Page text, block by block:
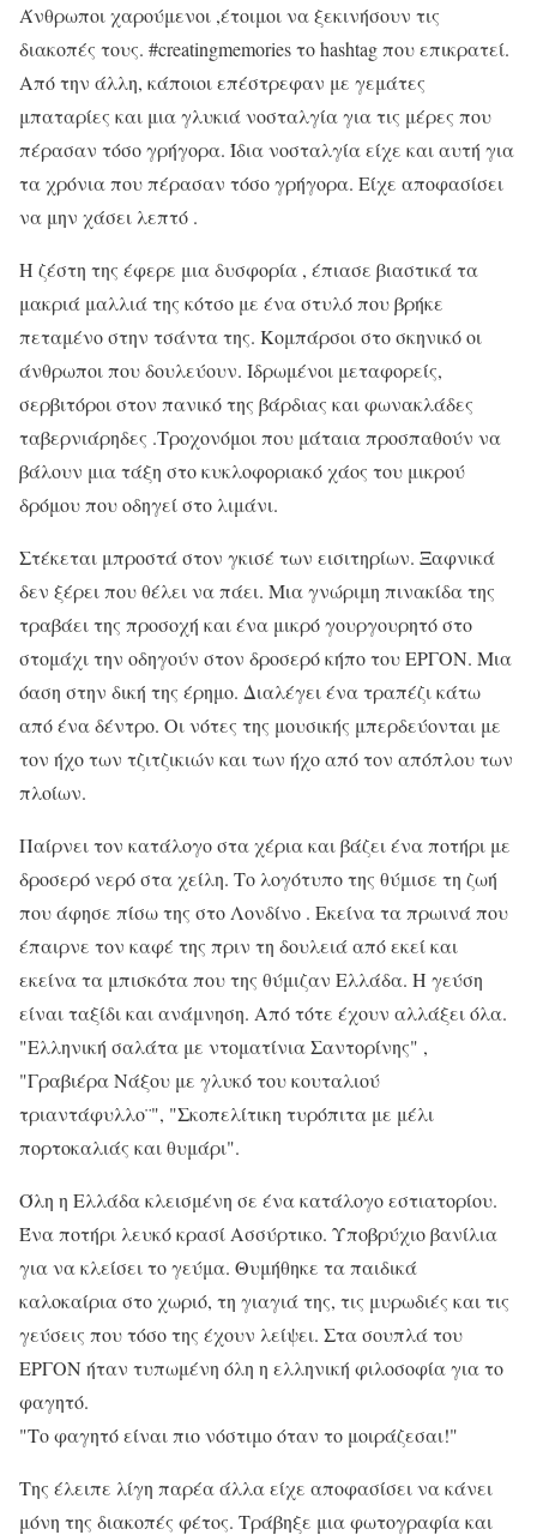
Άνθρωποι χαρούμενοι ,έτοιμοι να ξεκινήσουν τις
διακοπές τους. #creatingmemories το hashtag που επικρατεί.
Από την άλλη, κάποιοι επέστρεφαν με γεμάτες
μπαταρίες και μια γλυκιά νοσταλγία για τις μέρες που
πέρασαν τόσο γρήγορα. Ίδια νοσταλγία είχε και αυτή για
τα χρόνια που πέρασαν τόσο γρήγορα. Είχε αποφασίσει
να μην χάσει λεπτό .
Η ζέστη της έφερε μια δυσφορία , έπιασε βιαστικά τα
μακριά μαλλιά της κότσο με ένα στυλό που βρήκε
πεταμένο στην τσάντα της. Κομπάρσοι στο σκηνικό οι
άνθρωποι που δουλεύουν. Ιδρωμένοι μεταφορείς,
σερβιτόροι στον πανικό της βάρδιας και φωνακλάδες
ταβερνιάρηδες .Τροχονόμοι που μάταια προσπαθούν να
βάλουν μια τάξη στο κυκλοφοριακό χάος του μικρού
δρόμου που οδηγεί στο λιμάνι.
Στέκεται μπροστά στον γκισέ των εισιτηρίων. Ξαφνικά
δεν ξέρει που θέλει να πάει. Μια γνώριμη πινακίδα της
τραβάει της προσοχή και ένα μικρό γουργουρητό στο
στομάχι την οδηγούν στον δροσερό κήπο του ΕΡΓΟΝ. Μια
όαση στην δική της έρημο. Διαλέγει ένα τραπέζι κάτω
από ένα δέντρο. Οι νότες της μουσικής μπερδεύονται με
τον ήχο των τζιτζικιών και των ήχο από τον απόπλου των
πλοίων.
Παίρνει τον κατάλογο στα χέρια και βάζει ένα ποτήρι με
δροσερό νερό στα χείλη. Το λογότυπο της θύμισε τη ζωή
που άφησε πίσω της στο Λονδίνο . Εκείνα τα πρωινά που
έπαιρνε τον καφέ της πριν τη δουλειά από εκεί και
εκείνα τα μπισκότα που της θύμιζαν Ελλάδα. Η γεύση
είναι ταξίδι και ανάμνηση. Από τότε έχουν αλλάξει όλα.
"Ελληνική σαλάτα με ντοματίνια Σαντορίνης" ,
"Γραβιέρα Νάξου με γλυκό του κουταλιού
τριαντάφυλλο¨", "Σκοπελίτικη τυρόπιτα με μέλι
πορτοκαλιάς και θυμάρι".
Όλη η Ελλάδα κλεισμένη σε ένα κατάλογο εστιατορίου.
Ένα ποτήρι λευκό κρασί Ασσύρτικο. Υποβρύχιο βανίλια
για να κλείσει το γεύμα. Θυμήθηκε τα παιδικά
καλοκαίρια στο χωριό, τη γιαγιά της, τις μυρωδιές και τις
γεύσεις που τόσο της έχουν λείψει. Στα σουπλά του
ΕΡΓΟΝ ήταν τυπωμένη όλη η ελληνική φιλοσοφία για το
φαγητό.
"Το φαγητό είναι πιο νόστιμο όταν το μοιράζεσαι!"
Της έλειπε λίγη παρέα άλλα είχε αποφασίσει να κάνει
μόνη της διακοπές φέτος. Τράβηξε μια φωτογραφία και